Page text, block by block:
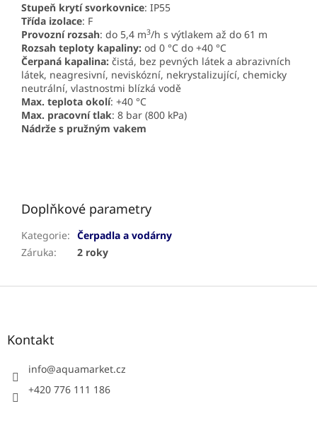
Stupeň krytí svorkovnice: IP55
Třída izolace: F
Provozní rozsah: do 5,4 m3/h s výtlakem až do 61 m
Rozsah teploty kapaliny: od 0 °C do +40 °C
Čerpaná kapalina: čistá, bez pevných látek a abrazivních
látek, neagresivní, neviskózní, nekrystalizující, chemicky
neutrální, vlastnostmi blízká vodě
Max. teplota okolí: +40 °C
Max. pracovní tlak: 8 bar (800 kPa)
Nádrže s pružným vakem
Doplňkové parametry
Kategorie: Čerpadla a vodárny
Záruka: 2 roky
Z
Kontakt
info@aquamarket.cz
+420 776 111 186